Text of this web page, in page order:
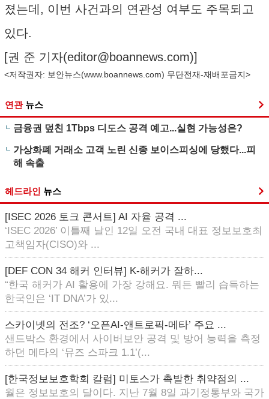
졌는데, 이번 사건과의 연관성 여부도 주목되고
있다.
[권 준 기자(editor@boannews.com)]
<저작권자: 보안뉴스(www.boannews.com) 무단전재-재배포금지>
연관 뉴스
금융권 덮친 1Tbps 디도스 공격 예고...실현 가능성은?
가상화폐 거래소 고객 노린 신종 보이스피싱에 당했다...피
해 속출
헤드라인 뉴스
[ISEC 2026 토크 콘서트] AI 자율 공격 ...
‘ISEC 2026’ 이틀째 날인 12일 오전 국내 대표 정보보호최
고책임자(CISO)와 ...
[DEF CON 34 해커 인터뷰] K-해커가 잘하...
“한국 해커가 AI 활용에 가장 강해요. 뭐든 빨리 습득하는
한국인은 ‘IT DNA’가 있...
스카이넷의 전조? ‘오픈AI-앤트로픽-메타’ 주요 ...
샌드박스 환경에서 사이버보안 공격 및 방어 능력을 측정
하던 메타의 ‘뮤즈 스파크 1.1’(...
[한국정보보호학회 칼럼] 미토스가 촉발한 취약점의 ...
월은 정보보호의 달이다. 지난 7월 8일 과기정통부와 국가